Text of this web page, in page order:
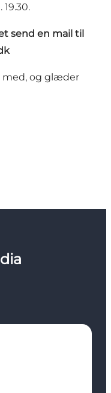
send en mail til
med, og glæder